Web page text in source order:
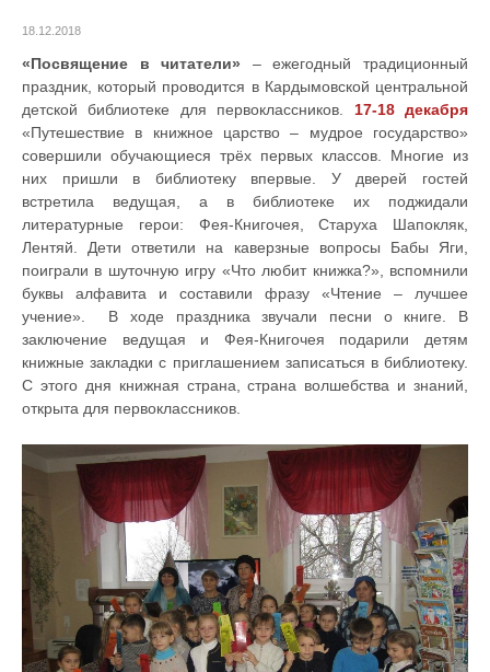
18.12.2018
«Посвящение в читатели» – ежегодный традиционный
праздник, который проводится в Кардымовской центральной
детской библиотеке для первоклассников. 17-18 декабря
«Путешествие в книжное царство – мудрое государство»
совершили обучающиеся трёх первых классов. Многие из
них пришли в библиотеку впервые. У дверей гостей
встретила ведущая, а в библиотеке их поджидали
литературные герои: Фея-Книгочея, Старуха Шапокляк,
Лентяй. Дети ответили на каверзные вопросы Бабы Яги,
поиграли в шуточную игру «Что любит книжка?», вспомнили
буквы алфавита и составили фразу «Чтение – лучшее
учение». В ходе праздника звучали песни о книге. В
заключение ведущая и Фея-Книгочея подарили детям
книжные закладки с приглашением записаться в библиотеку.
С этого дня книжная страна, страна волшебства и знаний,
открыта для первоклассников.